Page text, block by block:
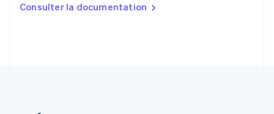
Consulter la documentation
English